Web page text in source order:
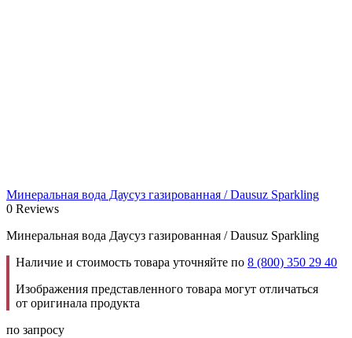
Минеральная вода Даусуз газированная / Dausuz Sparkling
0 Reviews
Минеральная вода Даусуз газированная / Dausuz Sparkling
Наличие и стоимость товара уточняйте по 8 (800) 350 29 40
Изображения представленного товара могут отличаться
от оригинала продукта
по запросу